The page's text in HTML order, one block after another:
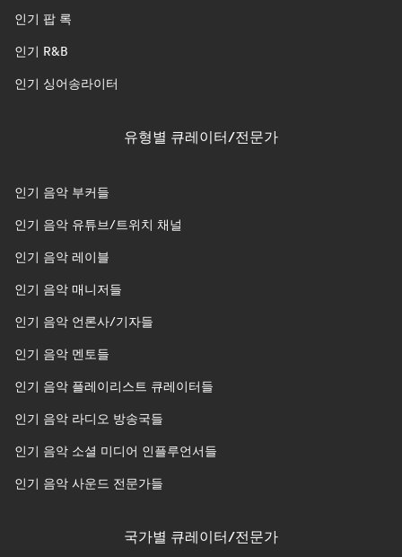
인기 팝 록
인기 R&B
인기 싱어송라이터
유형별 큐레이터/전문가
인기 음악 부커들
인기 음악 유튜브/트위치 채널
인기 음악 레이블
인기 음악 매니저들
인기 음악 언론사/기자들
인기 음악 멘토들
인기 음악 플레이리스트 큐레이터들
인기 음악 라디오 방송국들
인기 음악 소셜 미디어 인플루언서들
인기 음악 사운드 전문가들
국가별 큐레이터/전문가